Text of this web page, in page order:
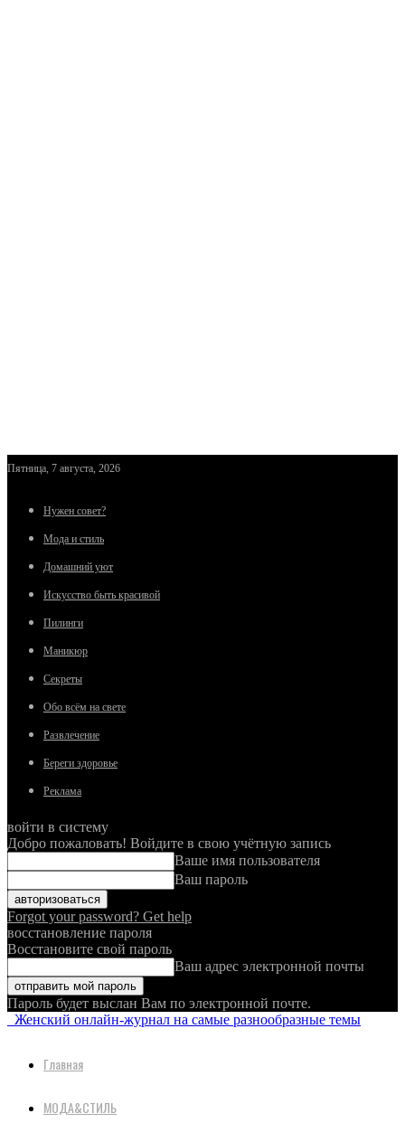
Пятница, 7 августа, 2026
Нужен совет?
Мода и стиль
Домашний уют
Искусство быть красивой
Пилинги
Маникюр
Секреты
Обо всём на свете
Развлечение
Береги здоровье
Реклама
войти в систему
Добро пожаловать! Войдите в свою учётную запись
Ваше имя пользователя
Ваш пароль
Forgot your password? Get help
восстановление пароля
Восстановите свой пароль
Ваш адрес электронной почты
Пароль будет выслан Вам по электронной почте.
Женский онлайн-журнал на самые разнообразные темы
Главная
МОДА&СТИЛЬ